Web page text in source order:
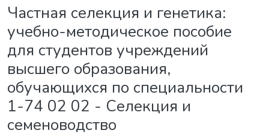
Частная селекция и генетика:
учебно-методическое пособие
для студентов учреждений
высшего образования,
обучающихся по специальности
1-74 02 02 - Селекция и
семеноводство